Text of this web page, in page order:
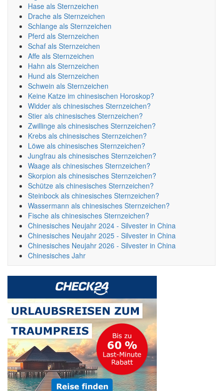
Hase als Sternzeichen
Drache als Sternzeichen
Schlange als Sternzeichen
Pferd als Sternzeichen
Schaf als Sternzeichen
Affe als Sternzeichen
Hahn als Sternzeichen
Hund als Sternzeichen
Schwein als Sternzeichen
Keine Katze im chinesischen Horoskop?
Widder als chinesisches Sternzeichen?
Stier als chinesisches Sternzeichen?
Zwillinge als chinesisches Sternzeichen?
Krebs als chinesisches Sternzeichen?
Löwe als chinesisches Sternzeichen?
Jungfrau als chinesisches Sternzeichen?
Waage als chinesisches Sternzeichen?
Skorpion als chinesisches Sternzeichen?
Schütze als chinesisches Sternzeichen?
Steinbock als chinesisches Sternzeichen?
Wassermann als chinesisches Sternzeichen?
Fische als chinesisches Sternzeichen?
Chinesisches Neujahr 2024 - Silvester in China
Chinesisches Neujahr 2025 - Silvester in China
Chinesisches Neujahr 2026 - Silvester in China
Chinesisches Jahr